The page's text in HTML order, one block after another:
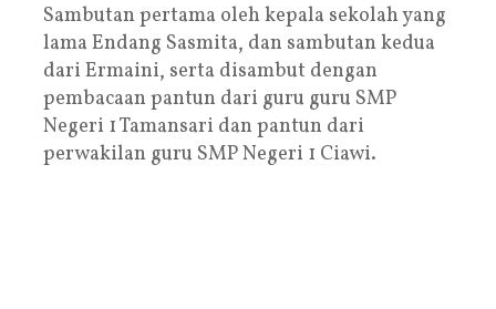
Sambutan pertama oleh kepala sekolah yang
lama Endang Sasmita, dan sambutan kedua
dari Ermaini, serta disambut dengan
pembacaan pantun dari guru guru SMP
Negeri 1 Tamansari dan pantun dari
perwakilan guru SMP Negeri 1 Ciawi.